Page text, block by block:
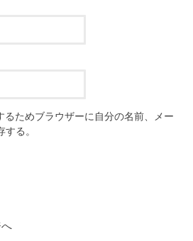
るためブラウザーに自分の名前、メー
る。
へ